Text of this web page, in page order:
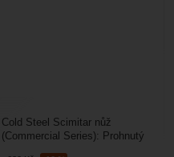
Cold Steel Scimitar nůž
(Commercial Series): Prohnutý